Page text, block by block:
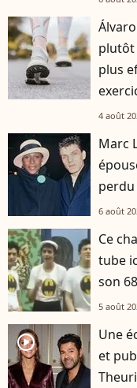
plutôt
plus
4 août
Marc
6 août
Ce
tube
son
5 août
player2
Une
et